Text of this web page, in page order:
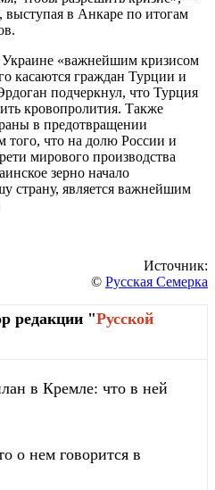
выступая в Анкаре по итогам
Украине «важнейшим кризисом
касаются граждан Турции и
подчеркнул, что Турция
кровопролития. Также
в предотвращении
того, что на долю России и
мирового производства
зерно начало
страну, является важнейшим
Источник:
© Русская Семерка
редакции "Русской
в Кремле: что в ней
о нем говорится в